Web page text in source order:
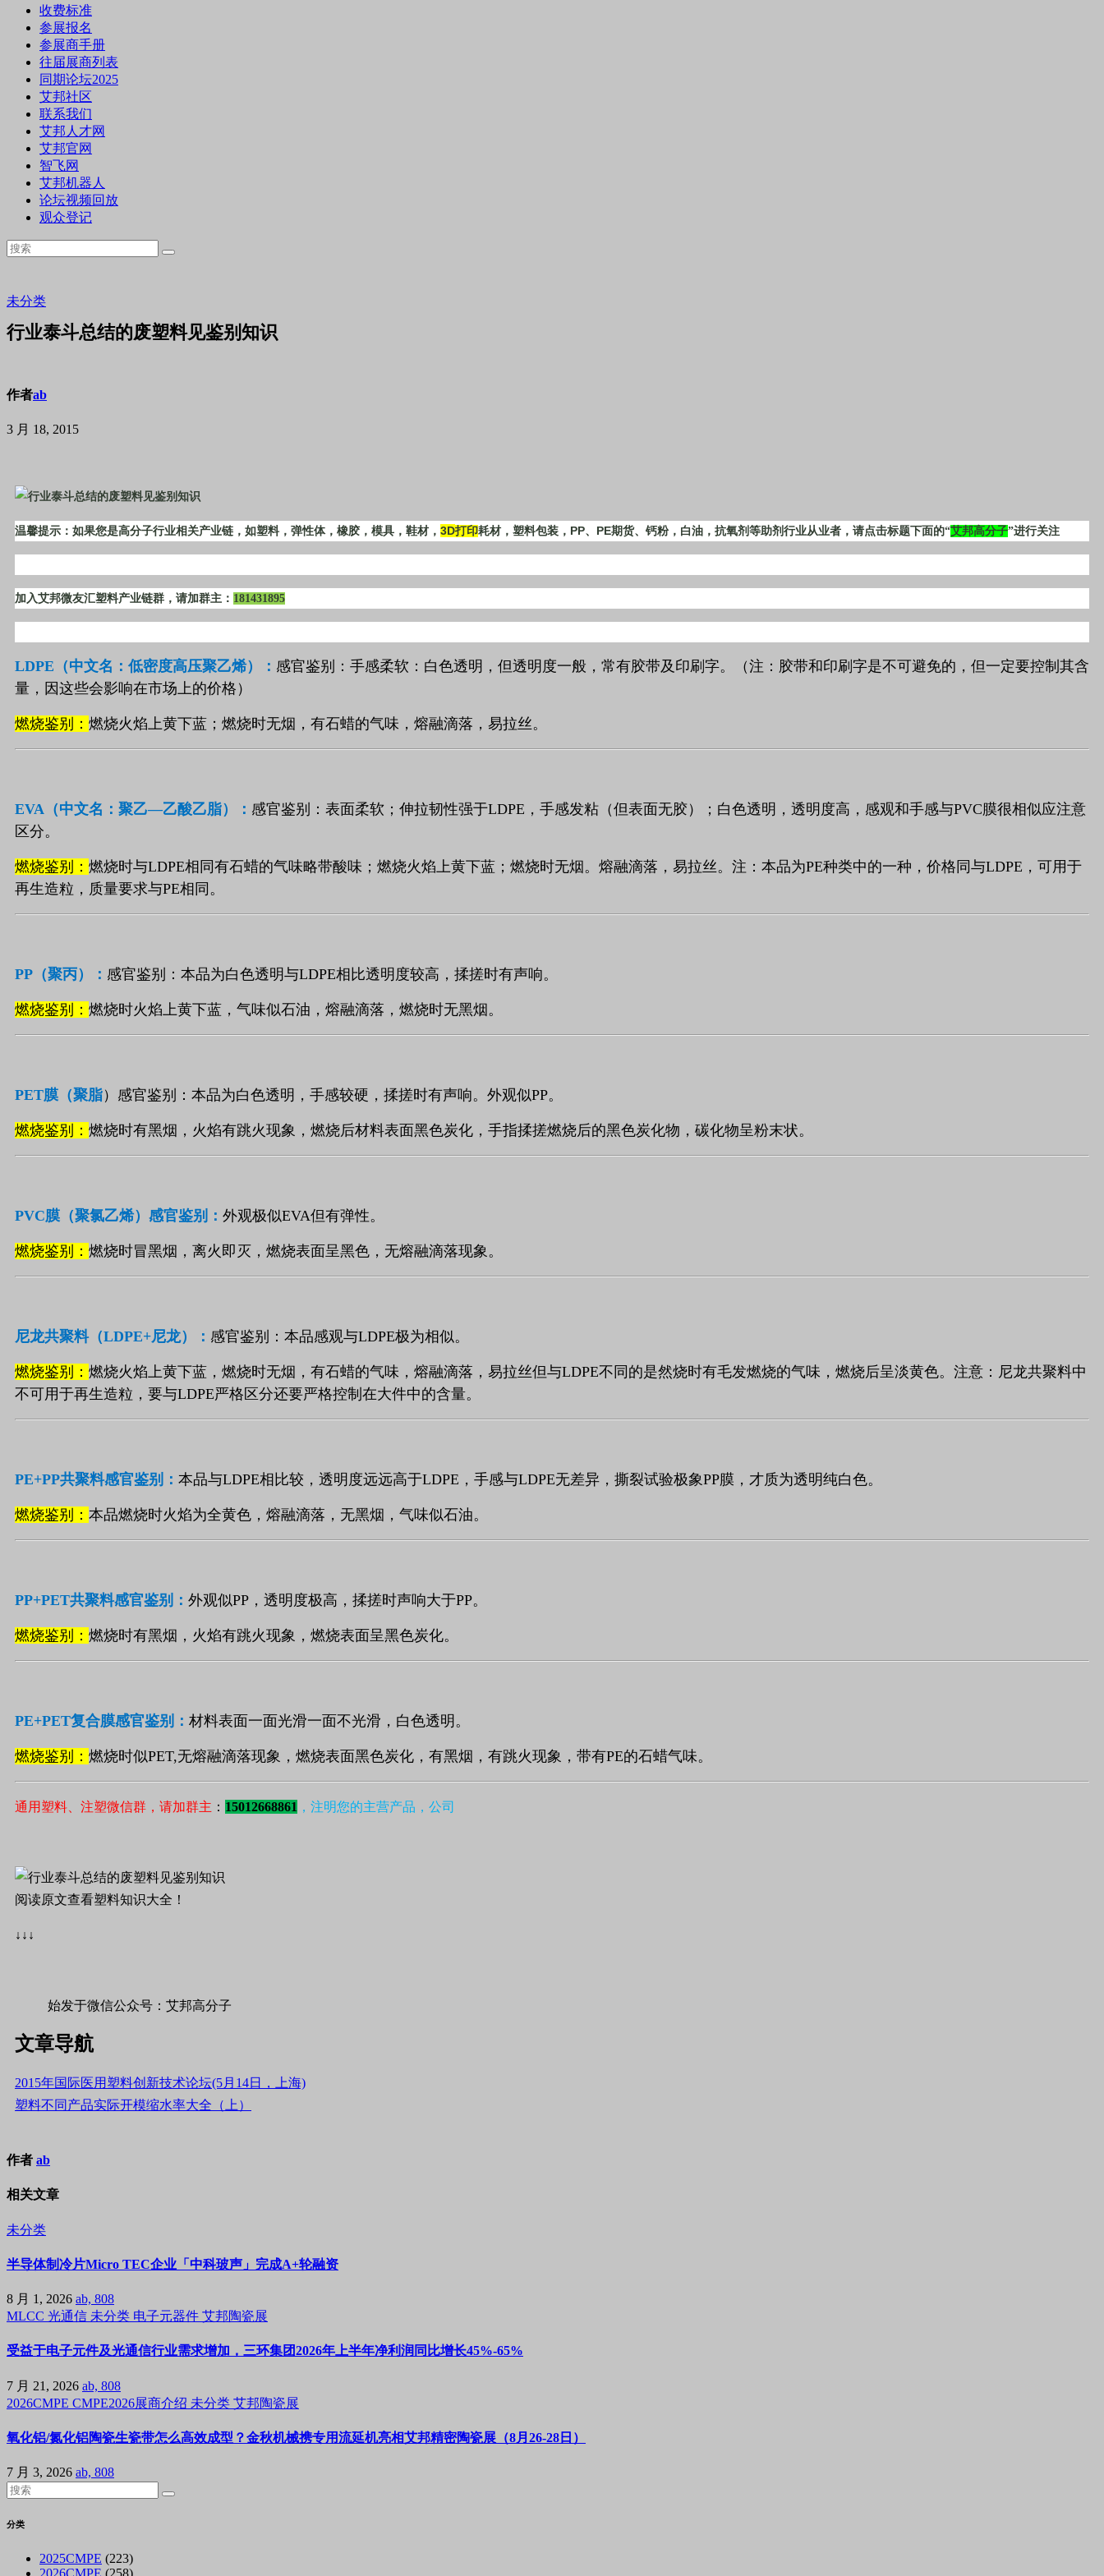
收费标准
参展报名
参展商手册
往届展商列表
同期论坛2025
艾邦社区
联系我们
艾邦人才网
艾邦官网
智飞网
艾邦机器人
论坛视频回放
观众登记
未分类
行业泰斗总结的废塑料见鉴别知识
作者ab
3 月 18, 2015
温馨提示：如果您是高分子行业相关产业链，如塑料，弹性体，橡胶，模具，鞋材， 3D打印耗材，塑料包装， PP、 PE期货、钙粉，白油，抗氧剂等助剂行业从业者，请点击标题下面的“艾邦高分子”进行关注
加入艾邦微友汇塑料产业链群，请加群主： 181431895
LDPE （中文名：低密度高压聚乙烯）： 感官鉴别：手感柔软：白色透明，但透明度一般，常有胶带及印刷字。（注：胶带和印刷字是不可避免的，但一定要控制其含
量，因这些会影响在市场上的价格）
燃烧鉴别： 燃烧火焰上黄下蓝；燃烧时无烟，有石蜡的气味，熔融滴落，易拉丝。
EVA （中文名：聚乙—乙酸乙脂）： 感官鉴别：表面柔软；伸拉韧性强于LDPE ，手感发粘（但表面无胶）；白色透明，透明度高，感观和手感与PVC膜很相似应注意
区分。
燃烧鉴别： 燃烧时与LDPE相同有石蜡的气味略带酸味；燃烧火焰上黄下蓝；燃烧时无烟。熔融滴落，易拉丝。注：本品为PE种类中的一种，价格同与LDPE ，可用于
再生造粒，质量要求与PE相同。
PP （聚丙）： 感官鉴别：本品为白色透明与LDPE相比透明度较高，揉搓时有声响。
燃烧鉴别： 燃烧时火焰上黄下蓝，气味似石油，熔融滴落，燃烧时无黑烟。
PET膜（聚脂）感官鉴别：本品为白色透明，手感较硬，揉搓时有声响。外观似PP。
燃烧鉴别： 燃烧时有黑烟，火焰有跳火现象，燃烧后材料表面黑色炭化，手指揉搓燃烧后的黑色炭化物，碳化物呈粉末状。
PVC膜（聚氯乙烯） 感官鉴别： 外观极似EVA但有弹性。
燃烧鉴别： 燃烧时冒黑烟，离火即灭，燃烧表面呈黑色，无熔融滴落现象。
尼龙共聚料（LDPE+尼龙）： 感官鉴别：本品感观与LDPE极为相似。
燃烧鉴别： 燃烧火焰上黄下蓝，燃烧时无烟，有石蜡的气味，熔融滴落，易拉丝但与LDPE不同的是然烧时有毛发燃烧的气味，燃烧后呈淡黄色。注意：尼龙共聚料中
不可用于再生造粒，要与LDPE严格区分还要严格控制在大件中的含量。
PE+PP共聚料感官鉴别： 本品与LDPE相比较，透明度远远高于LDPE ，手感与LDPE无差异，撕裂试验极象PP膜，才质为透明纯白色。
燃烧鉴别： 本品燃烧时火焰为全黄色，熔融滴落，无黑烟，气味似石油。
PP+PET共聚料感官鉴别： 外观似PP ，透明度极高，揉搓时声响大于PP。
燃烧鉴别： 燃烧时有黑烟，火焰有跳火现象，燃烧表面呈黑色炭化。
PE+PET复合膜感官鉴别： 材料表面一面光滑一面不光滑，白色透明。
燃烧鉴别： 燃烧时似PET,无熔融滴落现象，燃烧表面黑色炭化，有黑烟，有跳火现象，带有PE的石蜡气味。
通用塑料、注塑微信群，请加群主 ： 15012668861 ，注明您的主营产品，公司
阅读原文查看塑料知识大全！
↓↓↓
始发于微信公众号：艾邦高分子
文章导航
2015年国际医用塑料创新技术论坛(5月14日，上海)
塑料不同产品实际开模缩水率大全（上）
作者 ab
相关文章
未分类
半导体制冷片Micro TEC企业「中科玻声」完成A+轮融资
8 月 1, 2026 ab, 808
MLCC 光通信 未分类 电子元器件 艾邦陶瓷展
受益于电子元件及光通信行业需求增加，三环集团2026年上半年净利润同比增长45%-65%
7 月 21, 2026 ab, 808
2026CMPE CMPE2026展商介绍 未分类 艾邦陶瓷展
氧化铝/氮化铝陶瓷生瓷带怎么高效成型？金秋机械携专用流延机亮相艾邦精密陶瓷展（8月26-28日）
7 月 3, 2026 ab, 808
分类
2025CMPE (223)